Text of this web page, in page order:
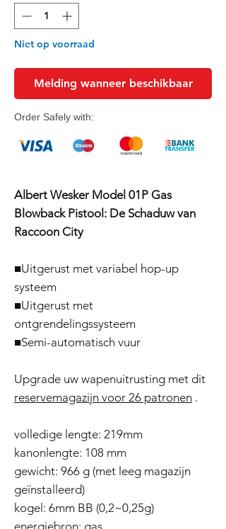
Niet op voorraad
Melding wanneer beschikbaar
Order Safely with:
Albert Wesker Model 01P Gas
Blowback Pistool: De Schaduw van
Raccoon City
■Uitgerust met variabel hop-up
systeem
■Uitgerust met
ontgrendelingssysteem
■Semi-automatisch vuur
Upgrade uw wapenuitrusting met dit
reservemagazijn voor 26 patronen .
volledige lengte: 219mm
kanonlengte: 108 mm
gewicht: 966 g (met leeg magazijn
geïnstalleerd)
kogel: 6mm BB (0,2~0,25g)